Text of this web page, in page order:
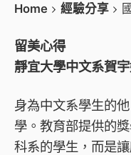
Home 經驗分享
留美心得
靜宜大學中文系賀
身為中文系學生的
學。教育部提供的
科系的學生，而是